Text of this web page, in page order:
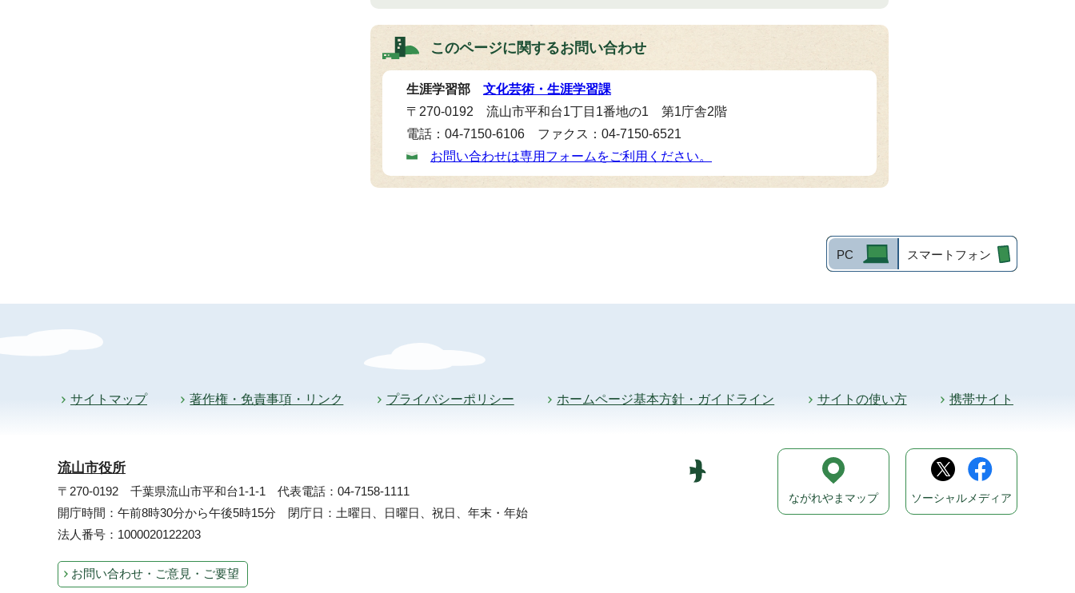
このページに関するお問い合わせ
生涯学習部 文化芸術・生涯学習課
〒270-0192 流山市平和台1丁目1番地の1 第1庁舎2階
電話：04-7150-6106 ファクス：04-7150-6521
お問い合わせは専用フォームをご利用ください。
PC スマートフォン
サイトマップ 著作権・免責事項・リンク プライバシーポリシー ホームページ基本方針・ガイドライン サイトの使い方 携帯サイト
流山市役所
〒270-0192 千葉県流山市平和台1-1-1 代表電話：04-7158-1111
開庁時間：午前8時30分から午後5時15分 閉庁日：土曜日、日曜日、祝日、年末・年始
法人番号：1000020122203
お問い合わせ・ご意見・ご要望
ながれやまマップ ソーシャルメディア